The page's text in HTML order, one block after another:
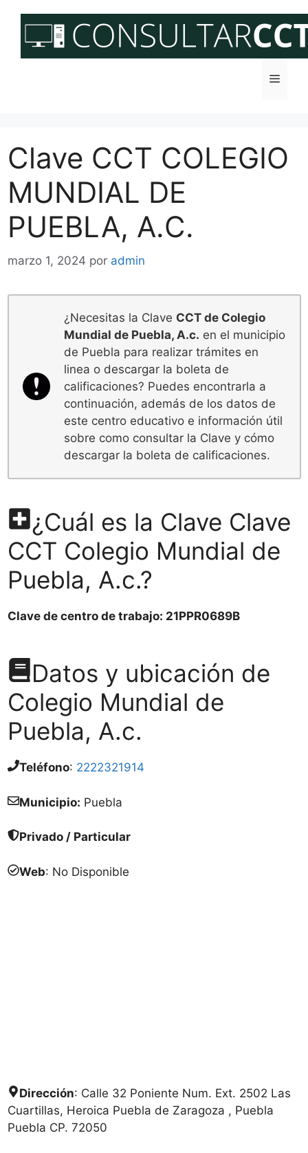
contenido
Menú
Clave CCT COLEGIO
MUNDIAL DE
PUEBLA, A.C.
marzo 1, 2024 por admin
¿Necesitas la Clave CCT de Colegio
Mundial de Puebla, A.c. en el municipio
de Puebla para realizar trámites en
linea o descargar la boleta de
calificaciones? Puedes encontrarla a
continuación, además de los datos de
este centro educativo e información útil
sobre como consultar la Clave y cómo
descargar la boleta de calificaciones.
¿Cuál es la Clave Clave
CCT Colegio Mundial de
Puebla, A.c.?
Clave de centro de trabajo: 21PPR0689B
Datos y ubicación de
Colegio Mundial de
Puebla, A.c.
Teléfono: 2222321914
Municipio: Puebla
Privado / Particular
Web: No Disponible
Dirección: Calle 32 Poniente Num. Ext. 2502 Las
Cuartillas, Heroica Puebla de Zaragoza , Puebla
Puebla CP. 72050